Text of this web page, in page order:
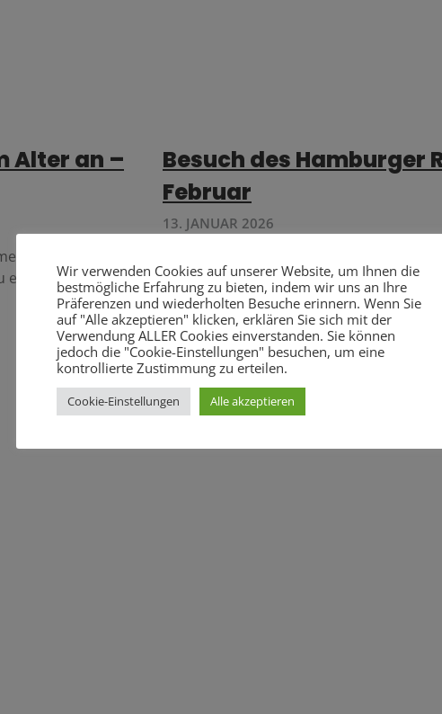
Alter an –
der
einem Austausch
Besuch des Hamburger
Februar
13. JANUAR 2026
Sehr herzlich lade ich Sie am Mittwoch,
12:30 Uhr, zu einem Besuch des
persönlichen Führung durch
WEITERLESEN »
Wir verwenden Cookies auf unserer Website, um Ihnen die
bestmögliche Erfahrung zu bieten, indem wir uns an Ihre
Präferenzen und wiederholten Besuche erinnern. Wenn Sie
auf "Alle akzeptieren" klicken, erklären Sie sich mit der
Verwendung ALLER Cookies einverstanden. Sie können
jedoch die "Cookie-Einstellungen" besuchen, um eine
kontrollierte Zustimmung zu erteilen.
Cookie-Einstellungen Alle akzeptieren